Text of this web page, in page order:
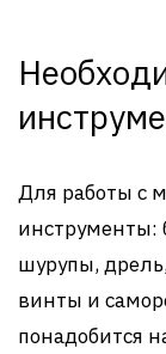
Для работы с
инструменты:
шурупы,
винты и
понадобится